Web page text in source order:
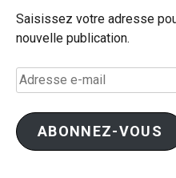
Saisissez votre adresse
nouvelle publication.
Adresse
e-
mail
ABONNEZ-VOUS